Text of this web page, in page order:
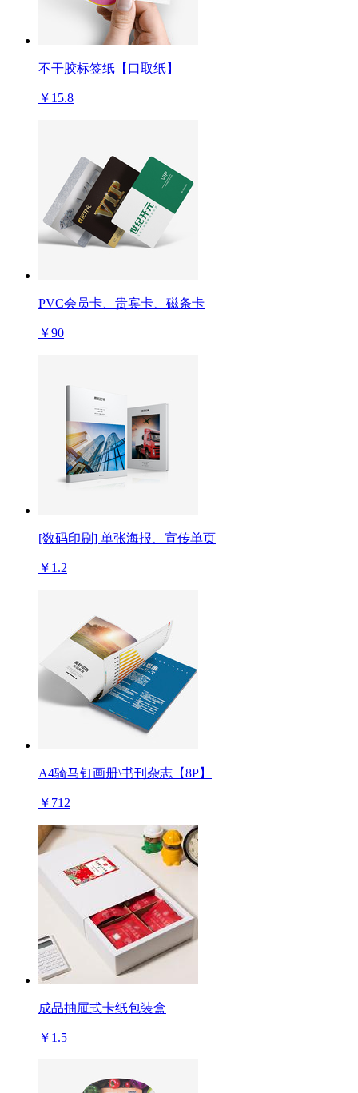
不干胶标签纸【口取纸】
￥15.8
PVC会员卡、贵宾卡、磁条卡
￥90
[数码印刷] 单张海报、宣传单页
￥1.2
A4骑马钉画册\书刊杂志【8P】
￥712
成品抽屉式卡纸包装盒
￥1.5